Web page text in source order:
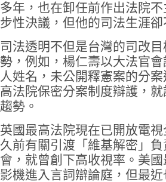
多年，也在卸任前作出法院
步性決議，但他的司法生涯
司法透明不但是台灣的司改
勢，例如，楊仁壽以大法官
人姓名，未公開釋憲案的分
高法院保密分案制度辯護，
趨勢。
英國最高法院現在已開放電
久前有關引渡「維基解密」
會，就曾創下高收視率。美
影機進入言詞辯論庭，但最